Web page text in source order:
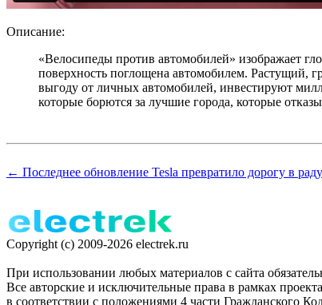
Описание:
«Велосипеды против автомобилей» изображает
поверхность поглощена автомобилем.
выгоду от личных автомобилей, инвестируют
которые борются за лучшие города, которые
← Последнее обновление Tesla превратило дорогу в
Copyright (c) 2009-2026 electrek.ru
При использовании любых материалов с сайта
Все авторские и исключительные права в рамках
в соответствии с положениями 4 части Гражданского